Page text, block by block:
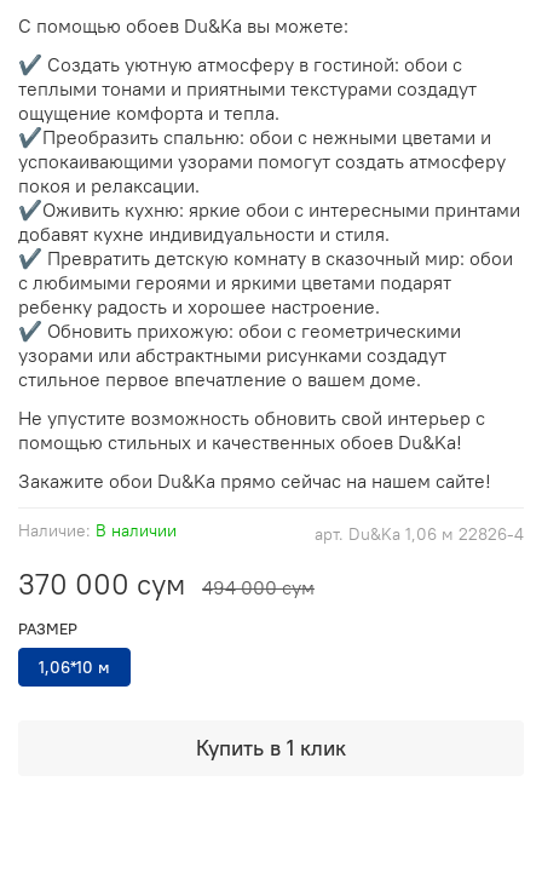
арт. Du&Ka 1,06 м 22826-4
Наличие: В наличии
370 000 сум 494 000 сум
Купить в 1 клик
РАЗМЕР
1,06*10 м
С помощью обоев Du&Ka вы можете:
✔️ Создать уютную атмосферу в гостиной: обои с
теплыми тонами и приятными текстурами создадут
ощущение комфорта и тепла.
✔️Преобразить спальню: обои с нежными цветами и
успокаивающими узорами помогут создать атмосферу
покоя и релаксации.
✔️Оживить кухню: яркие обои с интересными принтами
добавят кухне индивидуальности и стиля.
✔️ Превратить детскую комнату в сказочный мир: обои
с любимыми героями и яркими цветами подарят
ребенку радость и хорошее настроение.
✔️ Обновить прихожую: обои с геометрическими
узорами или абстрактными рисунками создадут
стильное первое впечатление о вашем доме.
Не упустите возможность обновить свой интерьер с
помощью стильных и качественных обоев Du&Ka!
Закажите обои Du&Ka прямо сейчас на нашем сайте!